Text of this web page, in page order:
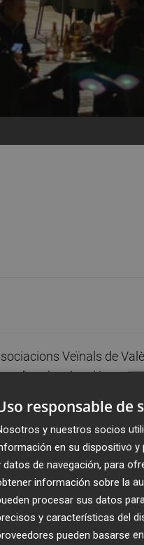
Veïnals de
a abordar el
las molestias que
haga cumplir las
la federación,Mª José
que se reflejan en las
implicados,
cumplimiento de las
claras y recursos",
responsable de
y nuestros socios
en su dispositivo y
datos de navegación, para
información sobre la
procesar sus datos
y características del
pueden basarse